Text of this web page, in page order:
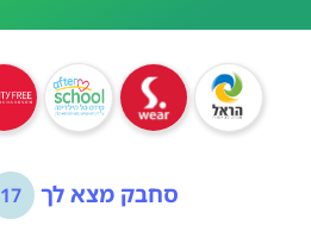
סחבק מצא לך 17